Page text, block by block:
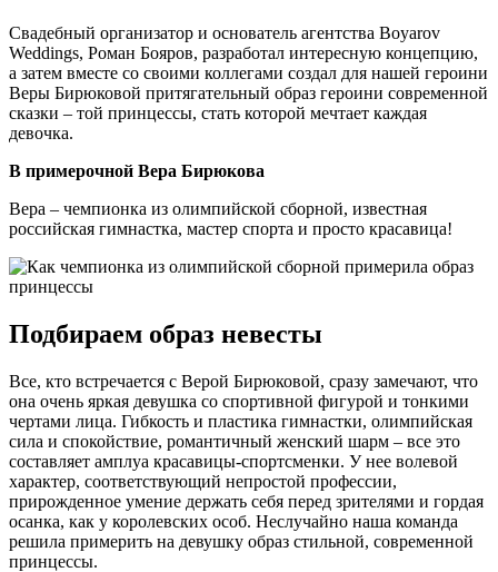
Свадебный организатор и основатель агентства Boyarov
Weddings, Роман Бояров, разработал интересную концепцию,
а затем вместе со своими коллегами создал для нашей героини
Веры Бирюковой притягательный образ героини современной
сказки – той принцессы, стать которой мечтает каждая
девочка.
В примерочной Вера Бирюкова
Вера – чемпионка из олимпийской сборной, известная
российская гимнастка, мастер спорта и просто красавица!
Подбираем образ невесты
Все, кто встречается с Верой Бирюковой, сразу замечают, что
она очень яркая девушка со спортивной фигурой и тонкими
чертами лица. Гибкость и пластика гимнастки, олимпийская
сила и спокойствие, романтичный женский шарм – все это
составляет амплуа красавицы-спортсменки. У нее волевой
характер, соответствующий непростой профессии,
прирожденное умение держать себя перед зрителями и гордая
осанка, как у королевских особ. Неслучайно наша команда
решила примерить на девушку образ стильной, современной
принцессы.